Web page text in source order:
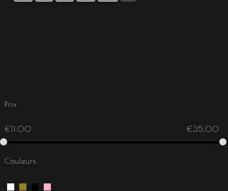
Prix
€11.00 €35.00
Couleurs